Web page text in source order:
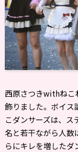
西原さつきwithねこ
飾りました。ボイス
こダンサーズは、ス
名と若干ながら人
らにキレを増したダ